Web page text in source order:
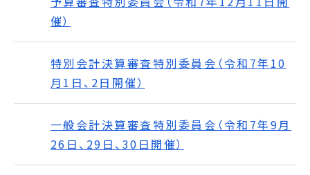
催）
特別会計決算審査特別委員会（令和7年10
月1日、2日開催）
一般会計決算審査特別委員会（令和7年9月
26日、29日、30日開催）